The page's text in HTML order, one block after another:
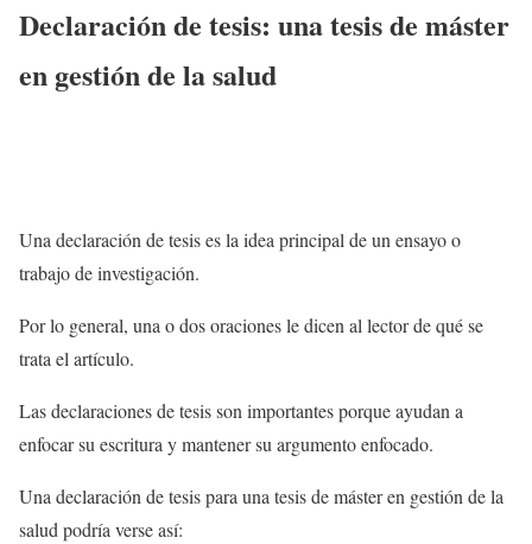
Declaración de tesis: una tesis de máster
en gestión de la salud
Una declaración de tesis es la idea principal de un ensayo o
trabajo de investigación.
Por lo general, una o dos oraciones le dicen al lector de qué se
trata el artículo.
Las declaraciones de tesis son importantes porque ayudan a
enfocar su escritura y mantener su argumento enfocado.
Una declaración de tesis para una tesis de máster en gestión de la
salud podría verse así: